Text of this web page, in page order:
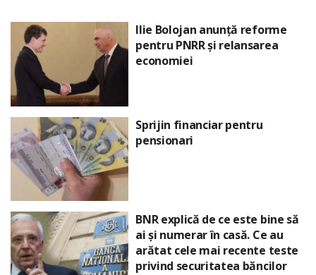
Ilie Bolojan anunță reforme
pentru PNRR și relansarea
economiei
Sprijin financiar pentru
pensionari
BNR explică de ce este bine să
ai și numerar în casă. Ce au
arătat cele mai recente teste
privind securitatea băncilor